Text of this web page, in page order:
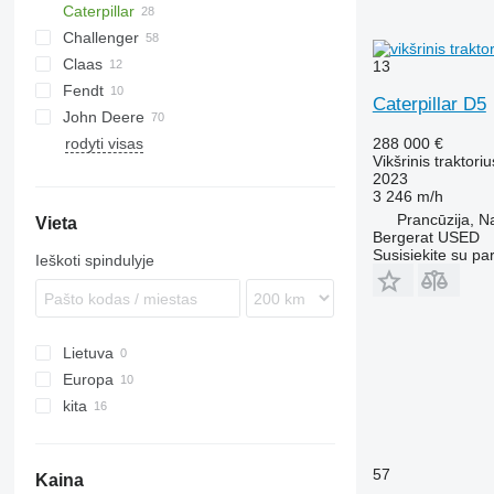
500
535
CVX
Magnum
Quadtrac
STX
Caterpillar
775
775E
D series
D5
D6
E-series
Challenger
CH
MT
Claas
Axion
C-series
Challenger
75
Fendt
Vario
John Deere
410
9510 R
9520
9570
9620
9630
T-series
Explorer
AC
rodyti visas
Vieta
Ieškoti spindulyje
Lietuva
Europa
kita
Kaina
13
Caterpillar D5
288 000 €
Vikšrinis
2023
3 246 m/h
Prancūzija,
Bergerat USED
Susisiekite su
57